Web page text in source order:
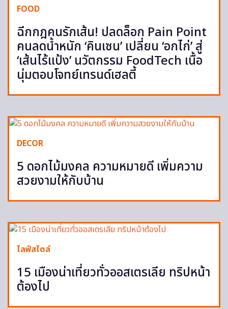
FOOD
ฉีกกฎคนรักเส้น! ปลดล็อก Pain Point
คนลดน้ำหนัก ‘คินเซน’ เปลี่ยน ‘อกไก่’ สู่
‘เส้นไร้แป้ง’ นวัตกรรม FoodTech เนื้อ
นุ่มตอบโจทย์เทรนด์เฮลตี้
DECOR
5 ดอกไม้มงคล ความหมายดี เพิ่มความ
สวยงามให้กับบ้าน
ไลฟ์สไตล์
15 เมืองน่าเที่ยวทั่วออสเตรเลีย ทริปหน้า
ต้องไป